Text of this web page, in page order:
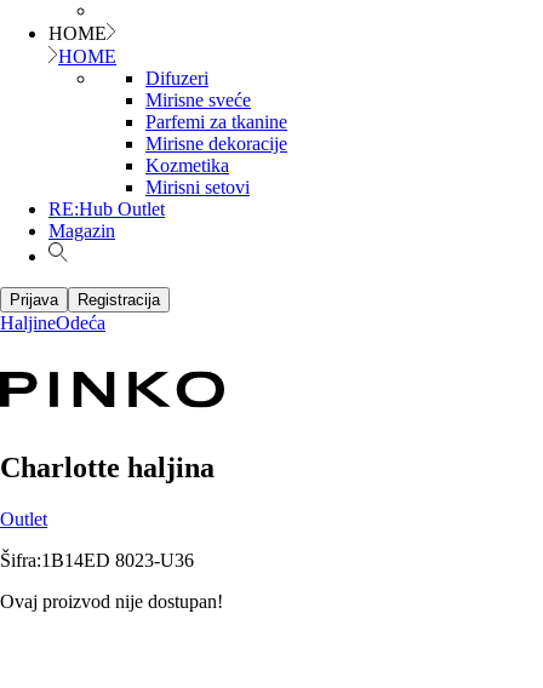
HOME
HOME
Difuzeri
Mirisne sveće
Parfemi za tkanine
Mirisne dekoracije
Kozmetika
Mirisni setovi
RE:Hub Outlet
Magazin
Prijava Registracija
HaljineOdeća
Charlotte haljina
Outlet
Šifra:1B14ED 8023-U36
Ovaj proizvod nije dostupan!